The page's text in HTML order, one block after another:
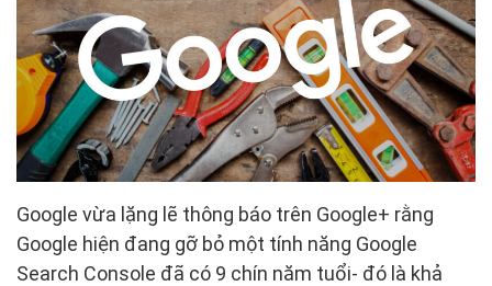
Google vừa lặng lẽ thông báo trên Google+ rằng
Google hiện đang gỡ bỏ một tính năng Google
Search Console đã có 9 chín năm tuổi- đó là khả